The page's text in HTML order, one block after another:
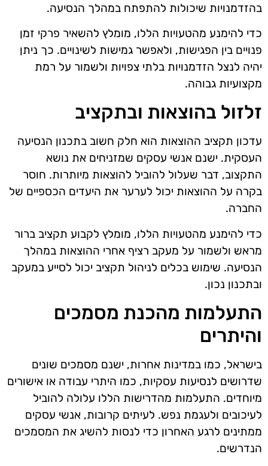
בהזדמנויות שיכולות להתפתח במהלך הנסיעה.
כדי להימנע מהטעויות הללו, מומלץ להשאיר פרקי זמן
פנויים בין הפגישות, ולאפשר גמישות לשינויים. כך ניתן
יהיה לנצל הזדמנויות בלתי צפויות ולשמור על רמת
מקצועיות גבוהה.
זלזול בהוצאות ובתקציב
עדכון תקציב ההוצאות הוא חלק חשוב בתכנון הנסיעה
העסקית. ישנם אנשי עסקים שמזניחים את נושא
התקצוב, דבר שעלול להוביל להוצאות מיותרות. חוסר
בקרה על ההוצאות יכול לערער את היעדים הכספיים של
החברה.
כדי להימנע מהטעויות הללו, מומלץ לקבוע תקציב ברור
מראש ולשמור על מעקב רציף אחרי ההוצאות במהלך
הנסיעה. שימוש בכלים לניהול תקציב יכול לסייע במעקב
ובתכנון נכון.
התעלמות מהכנת מסמכים
והיתרים
בישראל, כמו במדינות אחרות, ישנם מסמכים שונים
שדרושים לנסיעות עסקיות, כמו היתרי עבודה או אישורים
מיוחדים. התעלמות מהדרישות הללו עלולה להוביל
לעיכובים ולעגמת נפש. לעיתים קרובות, אנשי עסקים
ממתינים לרגע האחרון כדי לנסות להשיג את המסמכים
הנדרשים.